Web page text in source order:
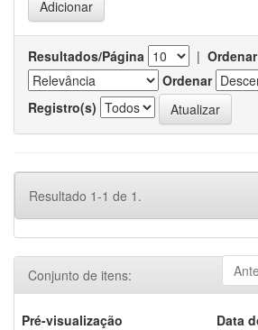
Resultados/Página |
Ordenar
Registro(s)
Resultado 1-1 de 1.
Conjunto de itens:
Pré-visualização
Data